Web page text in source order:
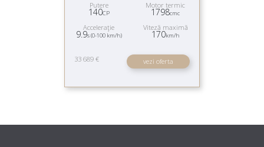
Putere
140CP
Motor termic
1798cmc
Acceleraţie
9.9s (0-100 km/h)
Viteză maximă
170km/h
33 689 € vezi oferta